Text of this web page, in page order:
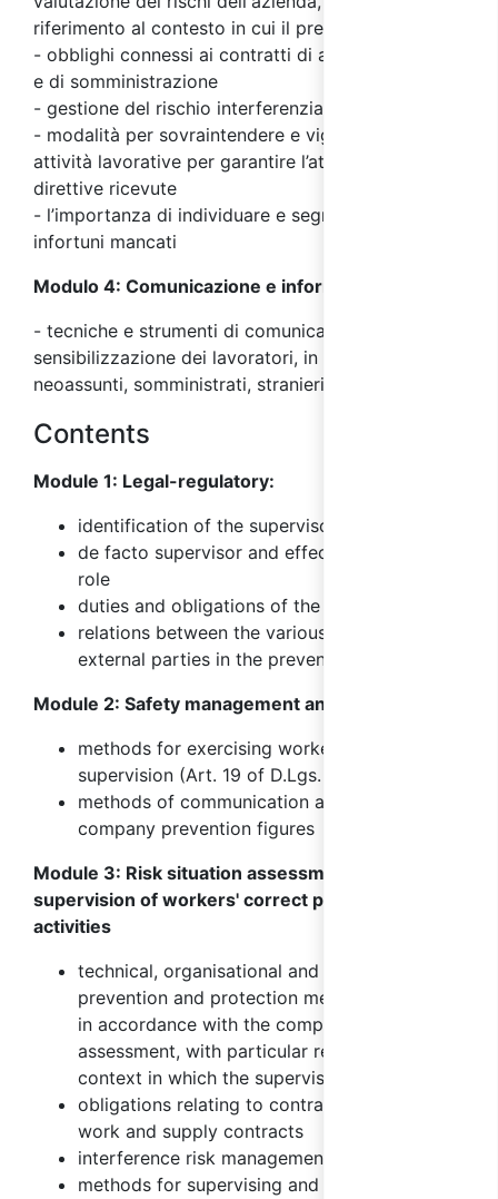
riferimento al contesto in cui il preposto opera
- obblighi connessi ai contratti di appalto, d'opera
e di somministrazione
- gestione del rischio interferenziale e il DUVRI
- modalità per sovraintendere e vigilare sulle
attività lavorative per garantire l’attuazione delle
direttive ricevute
- l’importanza di individuare e segnalare incidenti e
infortuni mancati
Modulo 4: Comunicazione e informazione:
- tecniche e strumenti di comunicazione e
sensibilizzazione dei lavoratori, in particolare
neoassunti, somministrati, stranieri
Contents
Module 1: Legal-regulatory:
identification of the supervisor
de facto supervisor and effectiveness of the
role
duties and obligations of the supervisor
relations between the various internal and
external parties in the prevention system
Module 2: Safety management and organisation
methods for exercising worker compliance
supervision (Art. 19 of D.Lgs. 81/08)
methods of communication and relations with
company prevention figures
Module 3: Risk situation assessment and
supervision of workers' correct performance of
activities
technical, organisational and procedural
prevention and protection measures adopted
in accordance with the company's risk
assessment, with particular reference to the
context in which the supervisor works
obligations relating to contracts, contract
work and supply contracts
interference risk management and the DUVRI
methods for supervising and monitoring work